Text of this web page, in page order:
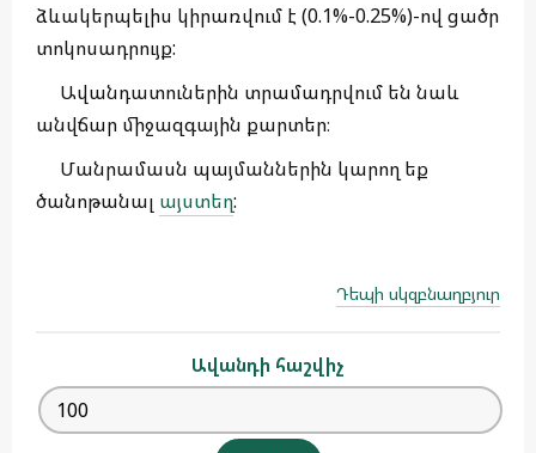
ձևակերպելիս կիրառվում է (0.1%-0.25%)-ով ցածր
տոկոսադրույք:
Ավանդատուներին տրամադրվում են նաև
անվճար միջազգային քարտեր։
Մանրամասն պայմաններին կարող եք
ծանոթանալ այստեղ:
Դեպի սկզբնաղբյուր
Ավանդի հաշվիչ